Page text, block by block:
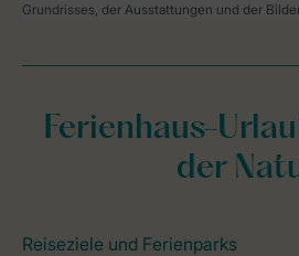
Grundrisses, der Ausstattungen und der
Ferienhaus-
der
Reiseziele und Ferienparks